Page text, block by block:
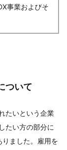
事業およびそ
ついて
たいという企業
たい方の部分に
ました。雇用を